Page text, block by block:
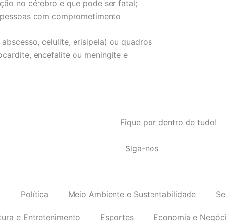
no cérebro e que pode ser fatal;
com comprometimento
celulite, erisipela) ou quadros
encefalite ou meningite e
Fique por dentro de tudo!
Siga-nos
Política Meio Ambiente e Sustentabilidade
e Entretenimento Esportes Economia e